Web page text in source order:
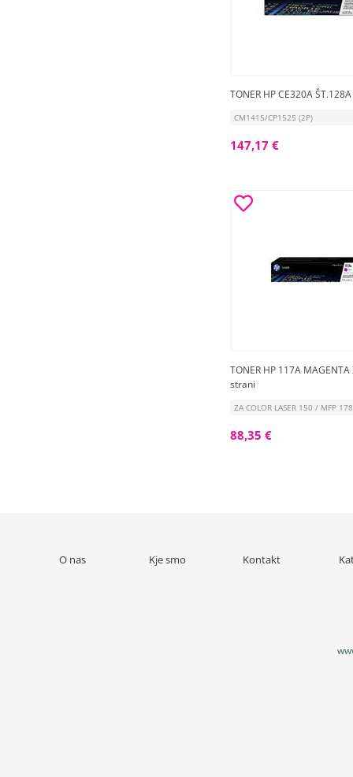
TONER HP CE320A
CM1415/CP1525 (2P)
147,17 €
TONER HP 117A
strani
ZA COLOR LASER 150 / MFP
88,35 €
O nas Kje smo Kontakt